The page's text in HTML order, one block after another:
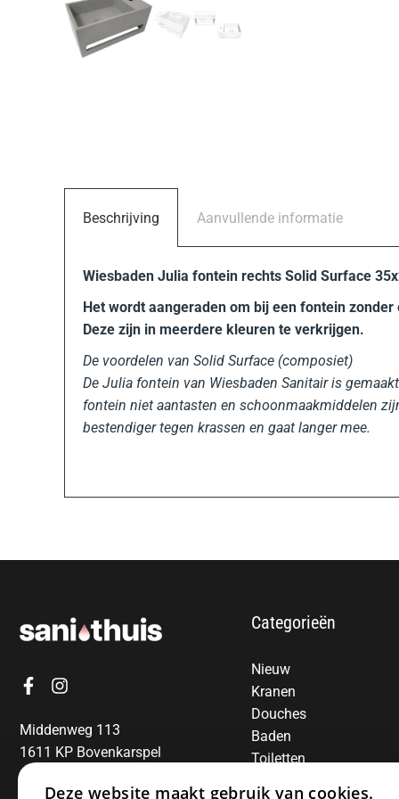
Beschrijving Aanvullende informatie
Wiesbaden Julia fontein rechts Solid Surface
Het wordt aangeraden om bij een fontein
Deze zijn in meerdere kleuren te verkrijgen.
De voordelen van Solid Surface (composiet)
De Julia fontein van Wiesbaden Sanitair is
fontein niet aantasten en schoonmaakmiddelen
bestendiger tegen krassen en gaat langer mee.
Middenweg 113
1611 KP Bovenkarspel
06-13850797
Categorieën
Nieuw
Kranen
Douches
Baden
Toiletten
Deze website maakt gebruik van cookies.